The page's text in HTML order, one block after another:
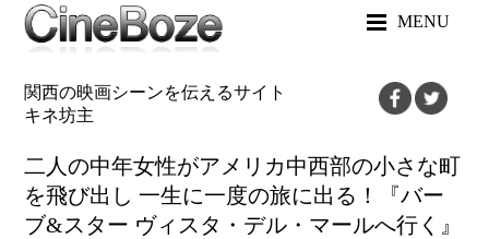
MENU
関西の映画シーンを伝えるサイト
キネ坊主
二人の中年女性がアメリカ中西部の小さな町
を飛び出し 一生に一度の旅に出る！『バー
ブ&スター ヴィスタ・デル・マールへ行く』